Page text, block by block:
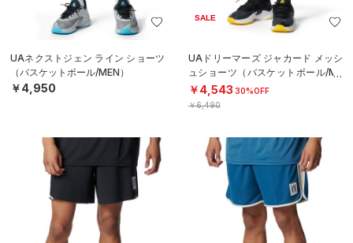
UAネクストジェン ライン ショーツ
（バスケットボール/MEN）
￥4,950
SALE
UAドリーマーズ ジャカード メッシ
ュショーツ（バスケットボール/ME
N）
￥4,543 30%OFF
￥6,490